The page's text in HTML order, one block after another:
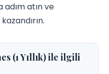
adım atın ve
(1 Yıllık) ile ilgili